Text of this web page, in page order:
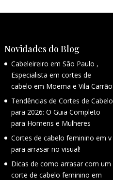
Novidades do Blog
Cabeleireiro em São Paulo ,
Especialista em cortes de
cabelo em Moema e Vila Carrão
Tendências de Cortes de Cabelo
para 2026: O Guia Completo
para Homens e Mulheres
Cortes de cabelo feminino em v
para arrasar no visual!
Dicas de como arrasar com um
corte de cabelo feminino em